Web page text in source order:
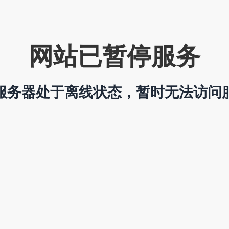
网站已暂停服务
务器处于离线状态，暂时无法访问